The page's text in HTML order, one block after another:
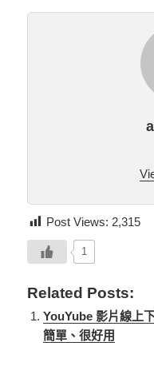
Post Views: 2,315
1
Related Posts:
YouYube 影片線上
簡單、很好用